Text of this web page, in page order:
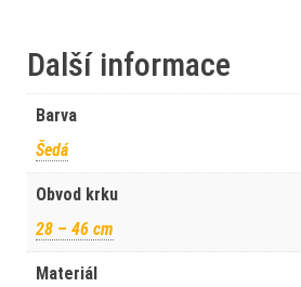
Další informace
Barva
Šedá
Obvod krku
28 – 46 cm
Materiál